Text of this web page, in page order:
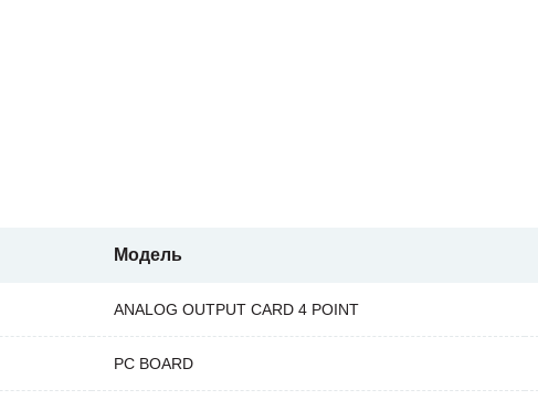
Модель
ANALOG OUTPUT CARD 4 POINT
PC BOARD